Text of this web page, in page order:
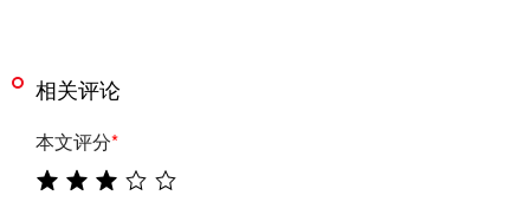
相关评论
本文评分*